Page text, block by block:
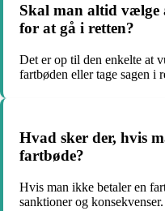
Skal man altid vælge
for at gå i retten?
Det er op til den enkelte at
fartbøden eller tage sagen i
Hvad sker der, hvis
fartbøde?
Hvis man ikke betaler en
sanktioner og konsekvenser.